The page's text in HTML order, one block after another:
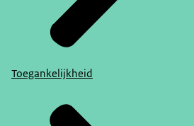
Toegankelijkheid